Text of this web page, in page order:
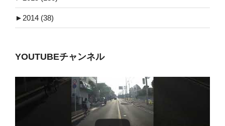
► 2014 (38)
YOUTUBEチャンネル